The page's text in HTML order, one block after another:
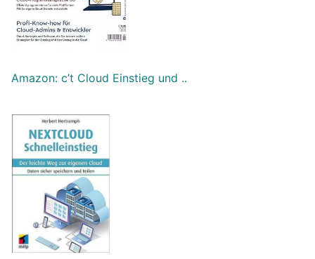
Amazon: c’t Cloud Einstieg und ..